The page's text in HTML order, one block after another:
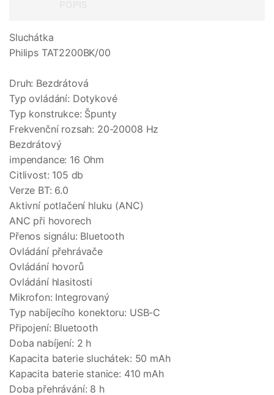
Sluchátka
Philips TAT2200BK/00
Druh: Bezdrátová
Typ ovládání: Dotykové
Typ konstrukce: Špunty
Frekvenční rozsah: 20-20008 Hz
Bezdrátový
impendance: 16 Ohm
Citlivost: 105 db
Verze BT: 6.0
Aktivní potlačení hluku (ANC)
ANC při hovorech
Přenos signálu: Bluetooth
Ovládání přehrávače
Ovládání hovorů
Ovládání hlasitosti
Mikrofon: Integrovaný
Typ nabíjecího konektoru: USB-C
Připojení: Bluetooth
Doba nabíjení: 2 h
Kapacita baterie sluchátek: 50 mAh
Kapacita baterie stanice: 410 mAh
Doba přehrávání: 8 h